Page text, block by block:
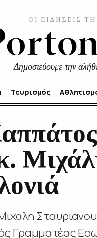
ΟΙ ΕΙΔΗΣΕΙΣ
Δημοσιεύουμε την
Τουρισμός
Γραμματέας